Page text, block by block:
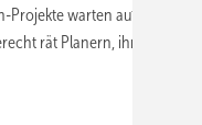
Projekte warten auf
rät Planern, ihre